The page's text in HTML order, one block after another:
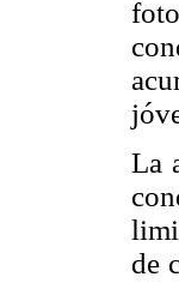
La
de